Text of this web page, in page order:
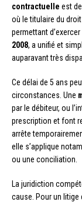
contractuelle est de
où le titulaire du
permettant
2008, a unifié et
auparavant très
Ce délai de 5 ans
circonstances. Une
par le débiteur, ou
prescription et font
arrête
elle s’applique
ou une conciliation.
La juridiction
cause. Pour un litige